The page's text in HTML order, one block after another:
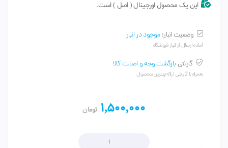
این یک محصول اورجینال ( اصل ) است.
وضعیت انبار:موجود در انبار
آماده ارسال از انبار فروشگاه
گارانتیبازگشت وجه و اصالت کالا
همراه با گارانتی ارائه بهترین محصول
1,500,000 تومان